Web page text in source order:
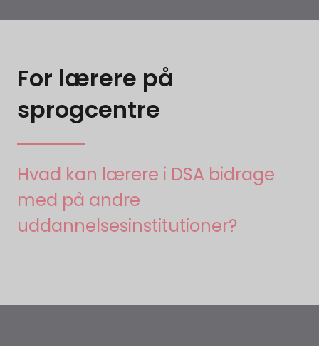
For lærere på
sprogcentre
Hvad kan lærere i DSA bidrage
med på andre
uddannelsesinstitutioner?